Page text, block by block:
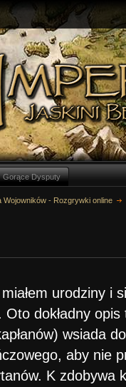
Gorące Dysputy
Wojowników - Rozgrywki online
urodziny i
dokładny
wsiada
aby nie
K zdobywa